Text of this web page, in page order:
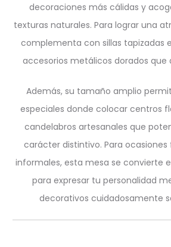
decoraciones más cálidas y
texturas naturales. Para lograr una
complementa con sillas tapizadas
accesorios metálicos dorados que
Además, su tamaño amplio
especiales donde colocar centros
candelabros artesanales que
carácter distintivo. Para
informales, esta mesa se convierte
para expresar tu personalidad
decorativos cuidadosamente